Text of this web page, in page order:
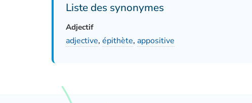
Liste des synonymes
Adjectif
adjective, épithète, appositive